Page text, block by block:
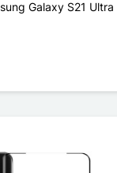
Galaxy S21 Ultra